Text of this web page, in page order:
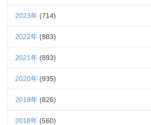
2023年 (714)
2022年 (883)
2021年 (893)
2020年 (935)
2019年 (826)
2018年 (560)